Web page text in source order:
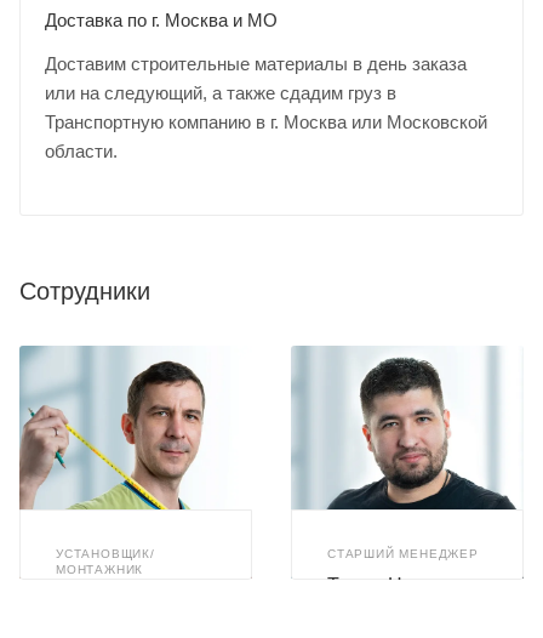
Доставка по г. Москва и МО
Доставим строительные материалы в день заказа
или на следующий, а также сдадим груз в
Транспортную компанию в г. Москва или Московской
области.
Сотрудники
УСТАНОВЩИК/
МОНТАЖНИК
СТАРШИЙ МЕНЕДЖЕР
Тимур Назиров